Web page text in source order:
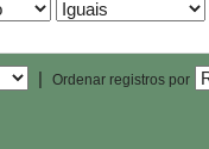
| Ordenar registros por